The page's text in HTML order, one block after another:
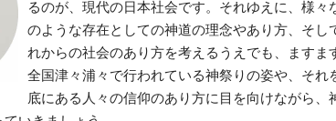
るのが、現代の日本社会です。それゆえに、様々
のような存在としての神道の理念やあり方、そし
れからの社会のあり方を考えるうえでも、ますま
全国津々浦々で行われている神祭りの姿や、そ
底にある人々の信仰のあり方に目を向けながら、